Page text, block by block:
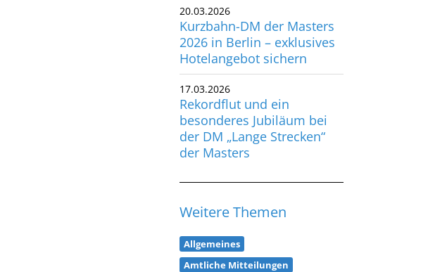
20.03.2026
Kurzbahn-DM der Masters
2026 in Berlin – exklusives
Hotelangebot sichern
17.03.2026
Rekordflut und ein
besonderes Jubiläum bei
der DM „Lange Strecken“
der Masters
Weitere Themen
Allgemeines
Amtliche Mitteilungen